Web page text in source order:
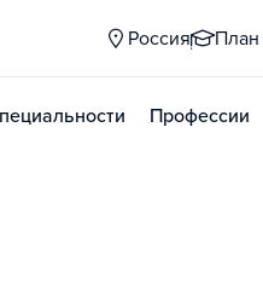
Россия План
Профессии